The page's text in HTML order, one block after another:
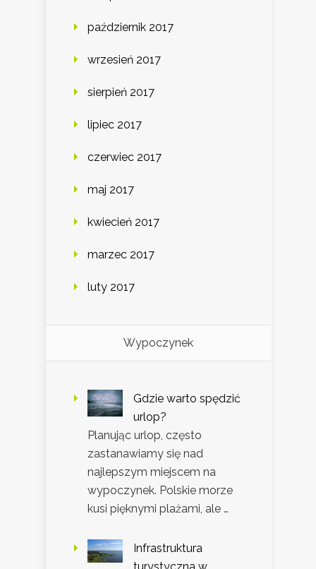
październik 2017
wrzesień 2017
sierpień 2017
lipiec 2017
czerwiec 2017
maj 2017
kwiecień 2017
marzec 2017
luty 2017
Wypoczynek
Gdzie warto spędzić
urlop?
Planując urlop, często
zastanawiamy się nad
najlepszym miejscem na
wypoczynek. Polskie morze
kusi pięknymi plażami, ale …
Infrastruktura